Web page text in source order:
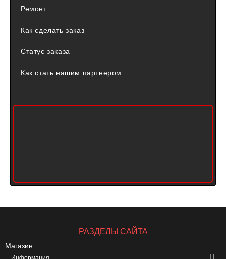
Ремонт
Как сделать заказ
Статус заказа
Как стать нашим партнером
РАЗДЕЛЫ САЙТА
Магазин